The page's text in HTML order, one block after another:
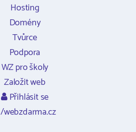
Hosting
Domény
Tvůrce
Podpora
WZ pro školy
Založit web
Přihlásit se
/webzdarma.cz